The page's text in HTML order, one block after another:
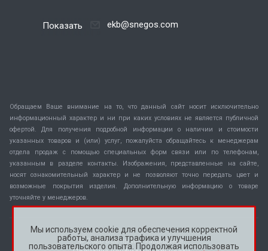
ekb@snegos.com
Показать
Обращаем Ваше внимание на то, что данный сайт носит исключительно
информационный характер и ни при каких условиях не является публичной
офертой. Для получения подробной информации о наличии и стоимости
указанных товаров и (или) услуг, пожалуйста обращайтесь к менеджерам
отдела продаж с помощью специальных форм связи или по телефонам,
указанным в разделе контакты. Изображения, представленные на сайте,
носят ознакомительный характер и не позволяют точно передать цвет и
возможные покрытия изделия. Дополнительную информацию о товаре
уточняйте у менеджеров.
© 2026 Все права защищены.
Мы используем cookie для обеспечения корректной
работы, анализа трафика и улучшения
пользовательского опыта. Продолжая использовать